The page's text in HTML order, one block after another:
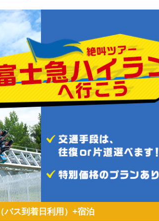
バス到着日利用）+宿泊